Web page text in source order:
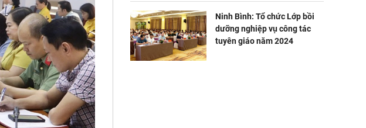
Ninh Bình: Tổ chức Lớp bồi
dưỡng nghiệp vụ công tác
tuyên giáo năm 2024